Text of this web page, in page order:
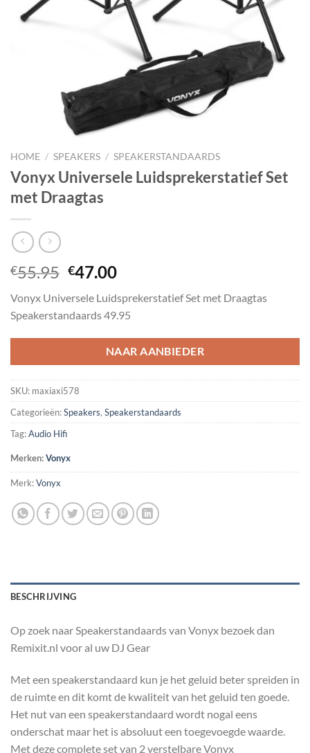
HOME / SPEAKERS / SPEAKERSTANDAARDS
Vonyx Universele Luidsprekerstatief Set
met Draagtas
€55.95 Oorspronkelijke
was:
€55.95.
€47.00Huidige
is:
€47.00.
Vonyx Universele Luidsprekerstatief Set met Draagtas
Speakerstandaards 49.95
NAAR AANBIEDER
SKU: maxiaxi578
Categorieën:Speakers, Speakerstandaards
Tag:Audio Hifi
Merken:Vonyx
Merk:Vonyx
BESCHRIJVING
Op zoek naar Speakerstandaards van Vonyx bezoek dan
Remixit.nl voor al uw DJ Gear
Met een speakerstandaard kun je het geluid beter spreiden in
de ruimte en dit komt de kwaliteit van het geluid ten goede.
Het nut van een speakerstandaard wordt nogal eens
onderschat maar het is absoluut een toegevoegde waarde.
Met deze complete set van 2 verstelbare Vonyx